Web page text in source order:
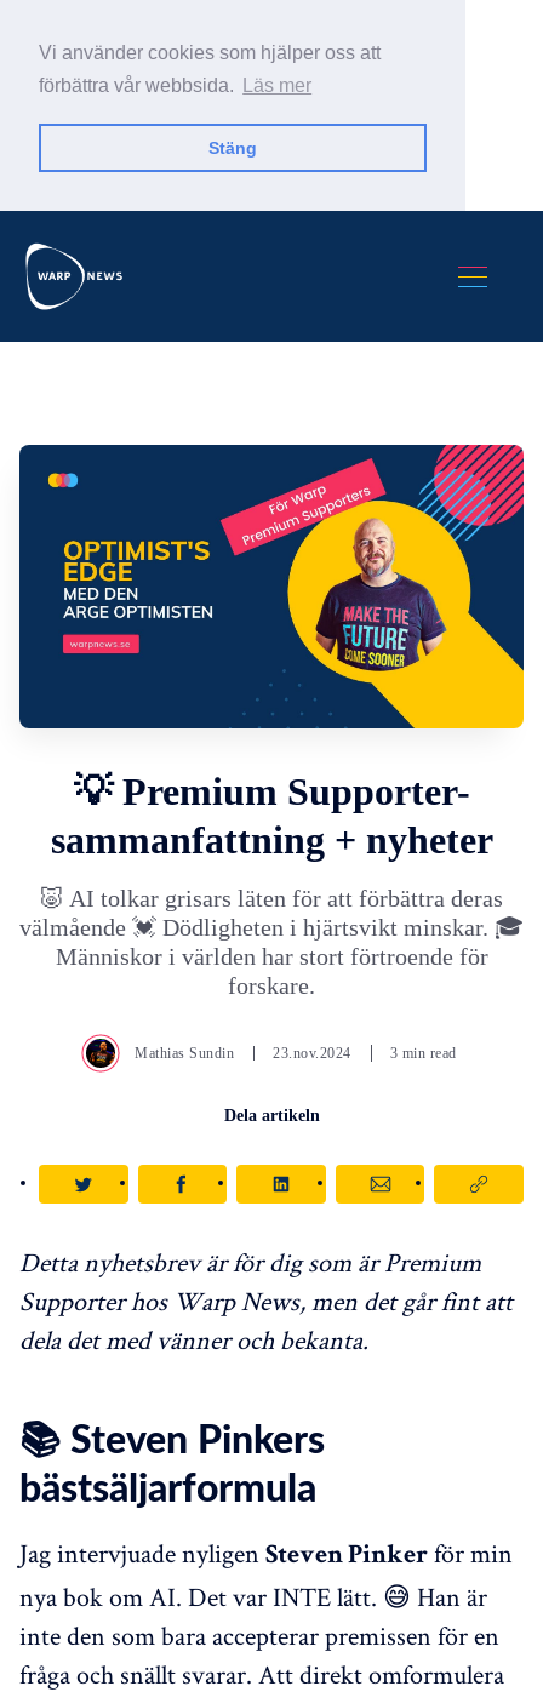
Vi använder cookies som hjälper oss att
förbättra vår webbsida.
Läs mer
Stäng
💡 Premium Supporter-
sammanfattning + nyheter
🐷 AI tolkar grisars läten för att förbättra deras
välmående 💓 Dödligheten i hjärtsvikt minskar. 🎓
Människor i världen har stort förtroende för
forskare.
Mathias Sundin 23.nov.2024 3 min read
Dela artikeln
Detta nyhetsbrev är för dig som är Premium
Supporter hos Warp News, men det går fint att
dela det med vänner och bekanta.
📚 Steven Pinkers
bästsäljarformula
Jag intervjuade nyligen Steven Pinker för min
nya bok om AI. Det var INTE lätt. 😅 Han är
inte den som bara accepterar premissen för en
fråga och snällt svarar. Att direkt omformulera